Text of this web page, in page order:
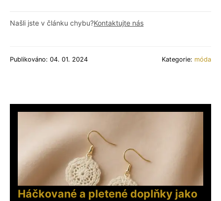
Našli jste v článku chybu?Kontaktujte nás
Publikováno: 04. 01. 2024 Kategorie: móda
Háčkované a pletené doplňky jako